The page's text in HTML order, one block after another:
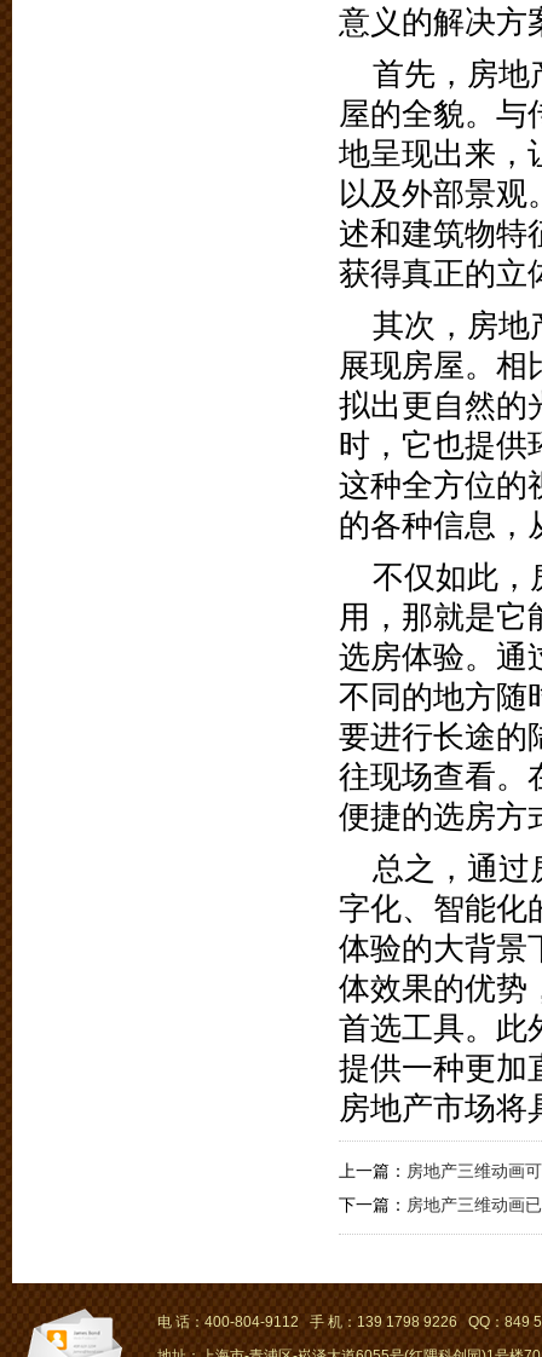
意义的解决方
首先，房地
屋的全貌。与
地呈现出来，
以及外部景观
述和建筑物特
获得真正的立
其次，房地
展现房屋。相
拟出更自然的
时，它也提供
这种全方位的
的各种信息，
不仅如此，
用，那就是它
选房体验。通
不同的地方随
要进行长途的
往现场查看。
便捷的选房方
总之，通过
字化、智能化
体验的大背景
体效果的优势
首选工具。此
提供一种更加
房地产市场将
上一篇： 房地产三维动画
下一篇： 房地产三维动画
电 话：400-804-9112 手 机：139 1798 9226 QQ：849